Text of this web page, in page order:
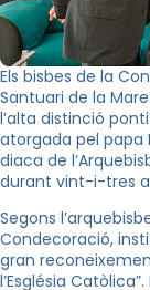
Els bisbes de la
Santuari de la
l’alta distinció
atorgada pel papa
diaca de
durant vint-i-tres
Segons
Condecoració,
gran
l’Església